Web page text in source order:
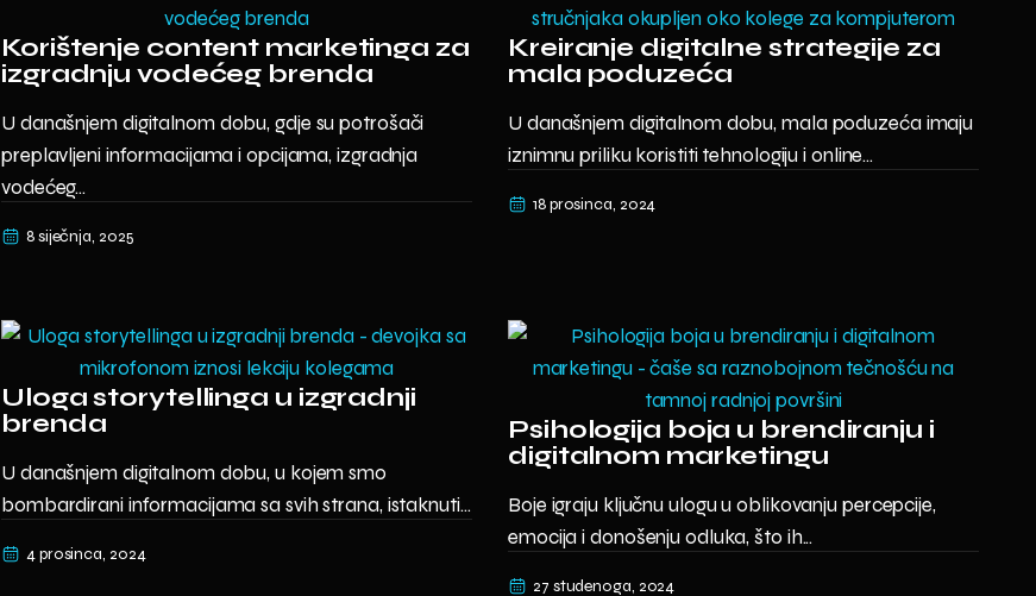
Korištenje content marketinga za
izgradnju vodećeg brenda
U današnjem digitalnom dobu, gdje su potrošači
preplavljeni informacijama i opcijama, izgradnja
vodećeg...
8 siječnja, 2025
Kreiranje digitalne strategije za
mala poduzeća
U današnjem digitalnom dobu, mala poduzeća imaju
iznimnu priliku koristiti tehnologiju i online...
18 prosinca, 2024
Uloga storytellinga u izgradnji
brenda
U današnjem digitalnom dobu, u kojem smo
bombardirani informacijama sa svih strana, istaknuti...
4 prosinca, 2024
Psihologija boja u brendiranju i
digitalnom marketingu
Boje igraju ključnu ulogu u oblikovanju percepcije,
emocija i donošenju odluka, što ih...
27 studenoga, 2024